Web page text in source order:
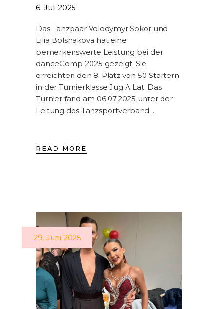
6. Juli 2025
Das Tanzpaar Volodymyr Sokor und
Lilia Bolshakova hat eine
bemerkenswerte Leistung bei der
danceComp 2025 gezeigt. Sie
erreichten den 8. Platz von 50 Startern
in der Turnierklasse Jug A Lat. Das
Turnier fand am 06.07.2025 unter der
Leitung des Tanzsportverband
READ MORE
29. Juni 2025